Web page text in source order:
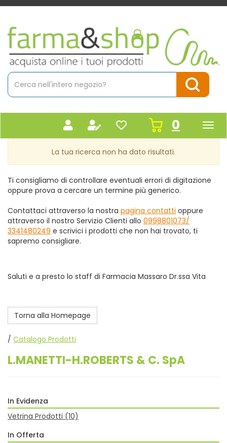
Passa
contenuto
principale
Farmacia
Massaro
Cerca
Prodotto
Cerca
0inseriti
La tua ricerca non ha dato risultati.
Ti consigliamo di controllare eventuali errori di digitazione
oppure prova a cercare un termine più generico.
Contattaci attraverso la nostra pagina contatti oppure
attraverso il nostro Servizio Clienti allo 0998801073/
3341480249 e scrivici i prodotti che non hai trovato, ti
sapremo consigliare.
Saluti e a presto lo staff di Farmacia Massaro Dr.ssa Vita
Torna alla Homepage
/ Catalogo Prodotti
L.MANETTI-H.ROBERTS & C. SpA
In Evidenza
Vetrina Prodotti (10)
In Offerta